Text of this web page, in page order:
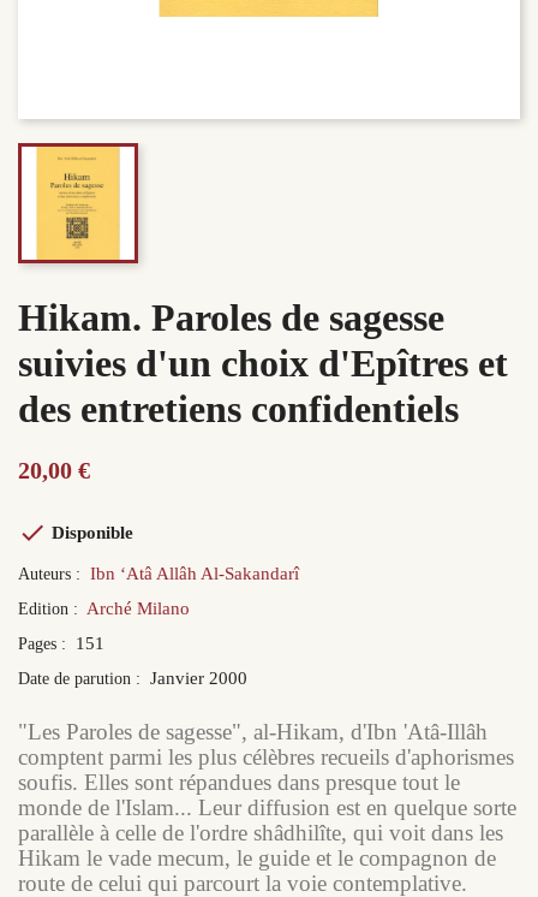
Hikam. Paroles de sagesse
suivies d'un choix d'Epîtres et
des entretiens confidentiels
20,00 €
 Disponible
Auteurs : Ibn ‘Atâ Allâh Al-Sakandarî
Edition : Arché Milano
Pages : 151
Date de parution : Janvier 2000
"Les Paroles de sagesse", al-Hikam, d'Ibn 'Atâ-Illâh
comptent parmi les plus célèbres recueils d'aphorismes
soufis. Elles sont répandues dans presque tout le
monde de l'Islam... Leur diffusion est en quelque sorte
parallèle à celle de l'ordre shâdhilîte, qui voit dans les
Hikam le vade mecum, le guide et le compagnon de
route de celui qui parcourt la voie contemplative.